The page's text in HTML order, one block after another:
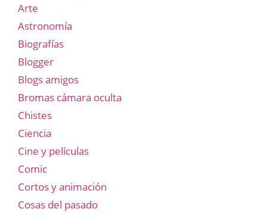
Arte
Astronomía
Biografías
Blogger
Blogs amigos
Bromas cámara oculta
Chistes
Ciencia
Cine y películas
Comic
Cortos y animación
Cosas del pasado